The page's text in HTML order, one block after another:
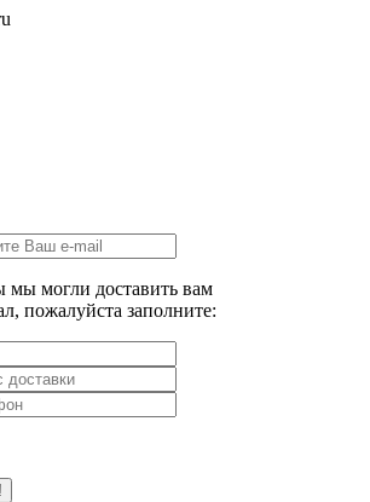
мы могли доставить вам
пожалуйста заполните: